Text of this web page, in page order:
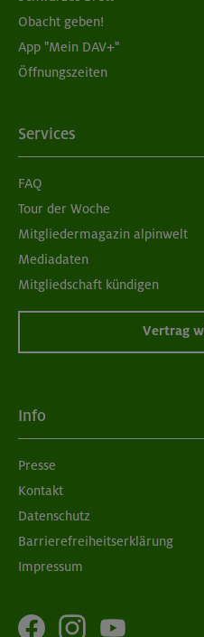
Obacht geben!
App "Mein DAV+"
Öffnungszeiten
Services
FAQ
Tour der Woche
Mitgliedermagazin alpinwelt
Mediadaten
Mitgliedschaft kündigen
Vertrag
Info
Presse
Kontakt
Datenschutz
Barrierefreiheitserklärung
Impressum